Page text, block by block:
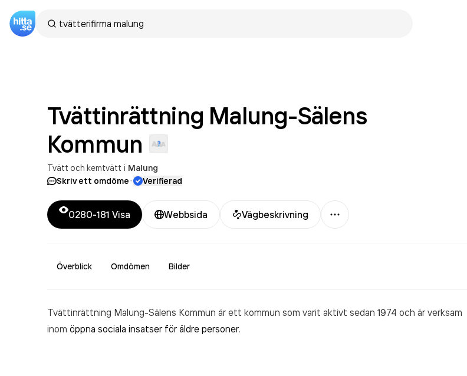
Tvättinrättning Malung-Sälens
Kommun
Tvätt och kemtvätt i Malung
Skriv ett omdöme· Verifierad
0280-181 Visa Webbsida Vägbeskrivning
Mer
Överblick Omdömen Bilder
Tvättinrättning Malung-Sälens Kommun är ett kommun som varit aktivt sedan 1974 och är verksam
inom öppna sociala insatser för äldre personer.